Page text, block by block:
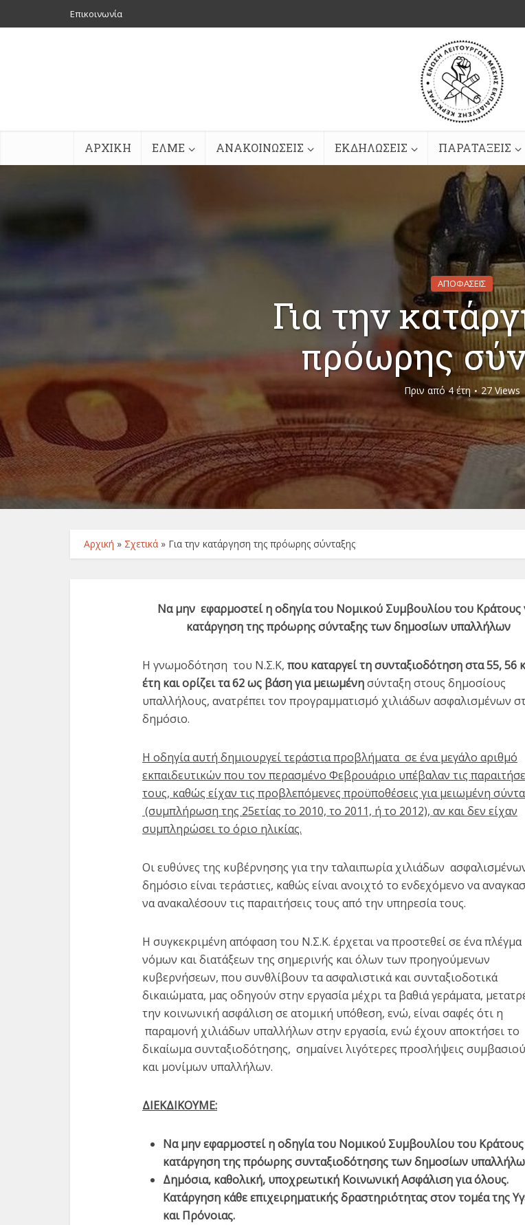
Επικοινωνία
ΑΡΧΙΚΗ ΕΛΜΕ ΑΝΑΚΟΙΝΩΣΕΙΣ ΕΚΔΗΛΩΣΕΙΣ ΠΑΡΑΤΑΞΕΙΣ
ΑΠΟΦΑΣΕΙΣ
Για την
πρόωρης
Πριν από 4 έτη 27 Views
Αρχική » Σχετικά » Για την κατάργηση της πρόωρης σύνταξης
Να μην εφαρμοστεί η οδηγία του Νομικού Συμβουλίου του Κράτους
κατάργηση της πρόωρης σύνταξης των δημοσίων υπαλλήλων
Η γνωμοδότηση του Ν.Σ.Κ, που καταργεί τη συνταξιοδότηση στα 55, 56
έτη και ορίζει τα 62 ως βάση για μειωμένησύνταξη στους δημοσίους
υπαλλήλους, ανατρέπει τον προγραμματισμό χιλιάδων ασφαλισμένων
δημόσιο.
Η οδηγία αυτή δημιουργεί τεράστια προβλήματα σε ένα μεγάλο αριθμό
εκπαιδευτικών που τον περασμένο Φεβρουάριο υπέβαλαν τις
τους, καθώς είχαν τις προβλεπόμενες προϋποθέσεις για μειωμένη
(συμπλήρωση της 25ετίας το 2010, το 2011, ή το 2012), αν και δεν είχαν
συμπληρώσει το όριο ηλικίας.
Οι ευθύνες της κυβέρνησης για την ταλαιπωρία χιλιάδων
δημόσιο είναι τεράστιες, καθώς είναι ανοιχτό το ενδεχόμενο να
να ανακαλέσουν τις παραιτήσεις τους από την υπηρεσία τους.
Η συγκεκριμένη απόφαση του Ν.Σ.Κ. έρχεται να προστεθεί σε ένα πλέγμα
νόμων και διατάξεων της σημερινής και όλων των προηγούμενων
κυβερνήσεων, που συνθλίβουν τα ασφαλιστικά και συνταξιοδοτικά
δικαιώματα, μας οδηγούν στην εργασία μέχρι τα βαθιά γεράματα,
την κοινωνική ασφάλιση σε ατομική υπόθεση, ενώ, είναι σαφές ότι η
παραμονή χιλιάδων υπαλλήλων στην εργασία, ενώ έχουν αποκτήσει το
δικαίωμα συνταξιοδότησης, σημαίνει λιγότερες προσλήψεις
και μονίμων υπαλλήλων.
ΔΙΕΚΔΙΚΟΥΜΕ:
Να μην εφαρμοστεί η οδηγία του Νομικού Συμβουλίου του Κράτους
κατάργηση της πρόωρης συνταξιοδότησης των δημοσίων
Δημόσια, καθολική, υποχρεωτική Κοινωνική Ασφάλιση για όλους.
Κατάργηση κάθε επιχειρηματικής δραστηριότητας στον τομέα της
και Πρόνοιας.
Το «θαύμα» του
Γιαννάκου»
3 min read
Πρωτοβάθμιου...
2 min read